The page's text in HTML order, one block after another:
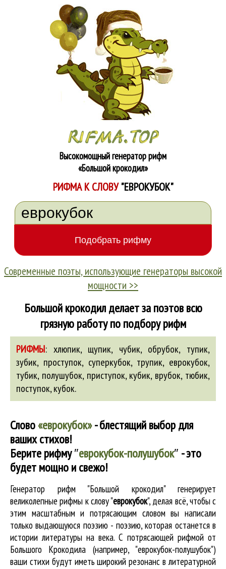
Высокомощный генератор рифм
«Большой крокодил»
РИФМА К СЛОВУ"ЕВРОКУБОК"
Современные поэты, использующие генераторы высокой
мощности >>
Большой крокодил делает за поэтов всю
грязную работу по подбору рифм
РИФМЫ: хлюпик, щупик, чубик, обрубок, тупик,
зубик, проступок, суперкубок, трупик, еврокубок,
тубик, полушубок, приступок,кубик, врубок, тюбик,
поступок,кубок.
Слово«еврокубок»- блестящий выбор для
ваших стихов!
Берите рифму″еврокубок-полушубок″ - это
будет мощно и свежо!
Генератор рифм "Большой крокодил" генерирует
великолепныерифмы к слову "еврокубок", делая всё, чтобы с
этим масштабным и потрясающим словом вы написали
только выдающуюся поэзию - поэзию, которая останется в
истории литературы на века. С потрясающей рифмой от
Большого Крокодила (например, "еврокубок-полушубок")
ваши стихи будут иметь широкий резонанс в литературной